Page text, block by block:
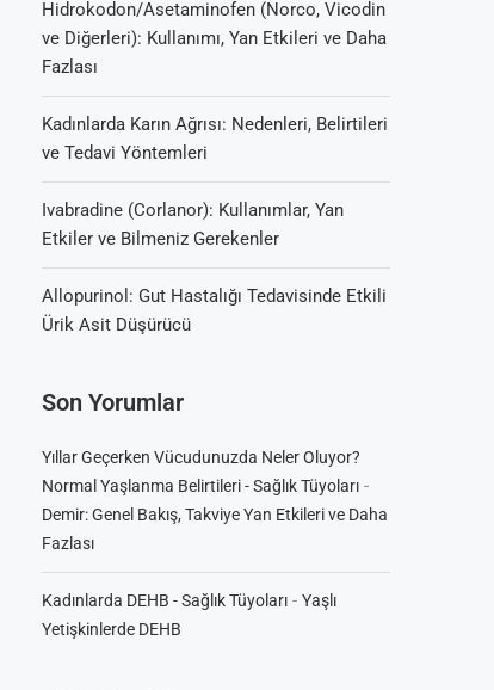
Hidrokodon/Asetaminofen (Norco, Vicodin
ve Diğerleri): Kullanımı, Yan Etkileri ve Daha
Fazlası
Kadınlarda Karın Ağrısı: Nedenleri, Belirtileri
ve Tedavi Yöntemleri
Ivabradine (Corlanor): Kullanımlar, Yan
Etkiler ve Bilmeniz Gerekenler
Allopurinol: Gut Hastalığı Tedavisinde Etkili
Ürik Asit Düşürücü
Son Yorumlar
Yıllar Geçerken Vücudunuzda Neler Oluyor?
Normal Yaşlanma Belirtileri - Sağlık Tüyoları-
Demir: Genel Bakış, Takviye Yan Etkileri ve Daha
Fazlası
Kadınlarda DEHB - Sağlık Tüyoları- Yaşlı
Yetişkinlerde DEHB